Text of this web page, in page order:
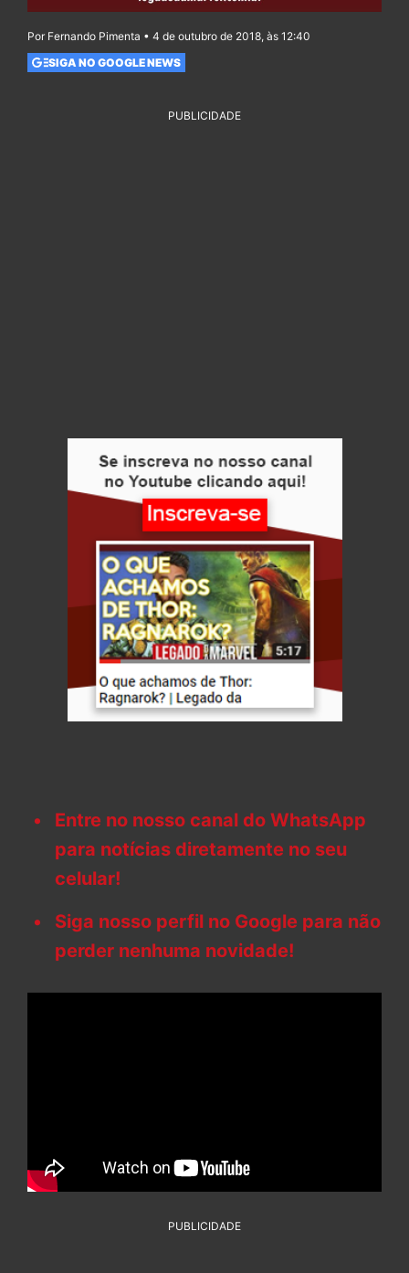
Por Fernando Pimenta • 4 de outubro de 2018, às 12:40
SIGA NO GOOGLE NEWS
PUBLICIDADE
Entre no nosso canal do WhatsApp
para notícias diretamente no seu
celular!
Siga nosso perfil no Google para não
perder nenhuma novidade!
PUBLICIDADE